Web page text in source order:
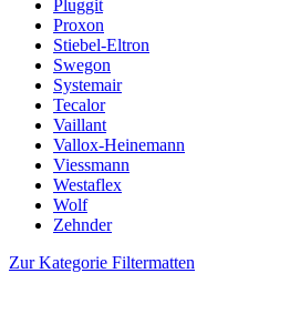
Pluggit
Proxon
Stiebel-Eltron
Swegon
Systemair
Tecalor
Vaillant
Vallox-Heinemann
Viessmann
Westaflex
Wolf
Zehnder
Zur Kategorie Filtermatten